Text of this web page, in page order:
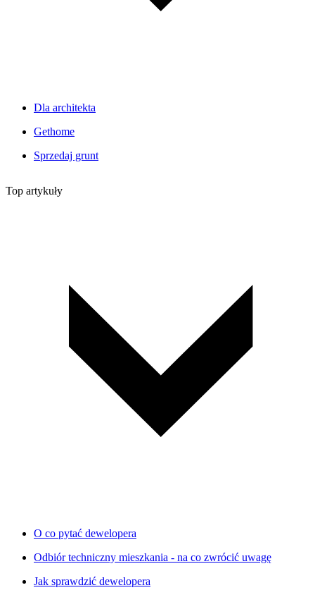
Dla architekta
Gethome
Sprzedaj grunt
Top artykuły
O co pytać dewelopera
Odbiór techniczny mieszkania - na co zwrócić uwagę
Jak sprawdzić dewelopera